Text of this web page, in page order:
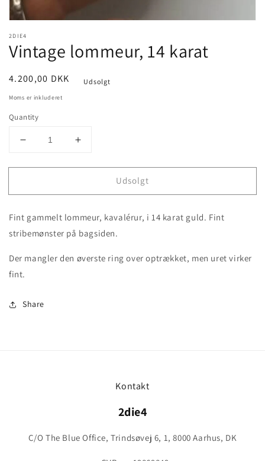
2DIE4
Vintage lommeur, 14 karat
Pris
4.200,00 DKK Udsolgt
Moms er inkluderet
Quantity
Decrease
for
lommeur,
karat
Increase
for
lommeur,
karat
Udsolgt
Fint gammelt lommeur, kavalérur, i 14 karat guld. Fint
stribemønster på bagsiden.
Der mangler den øverste ring over optrækket, men uret virker
fint.
Share
Kontakt
2die4
C/O The Blue Office, Trindsøvej 6, 1, 8000 Aarhus, DK